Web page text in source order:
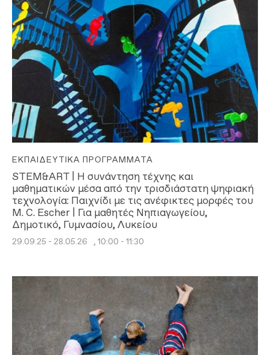
ΕΚΠΑΙΔΕΥΤΙΚΆ ΠΡΟΓΡΆΜΜΑΤΑ
STEM&ART | Η συνάντηση τέχνης και
μαθηματικών μέσα από την τρισδιάστατη ψηφιακή
τεχνολογία: Παιχνίδι με τις ανέφικτες μορφές του
M. C. Escher | Για μαθητές Νηπιαγωγείου,
Δημοτικό, Γυμνασίου, Λυκείου
29.09.25 - 28.05.26 , 10:00 - 11:30